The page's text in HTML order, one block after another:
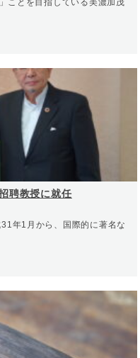
ことを目指している美濃加茂
聘教授に就任
年1月から、国際的に著名な